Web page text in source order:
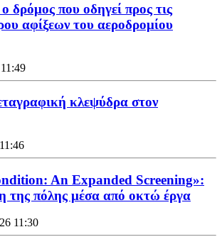
δρόμος που οδηγεί προς τις
αφίξεων του αεροδρομίου
κλεψύδρα στον
An Expanded Screening»:
πόλης μέσα από οκτώ έργα
11:30